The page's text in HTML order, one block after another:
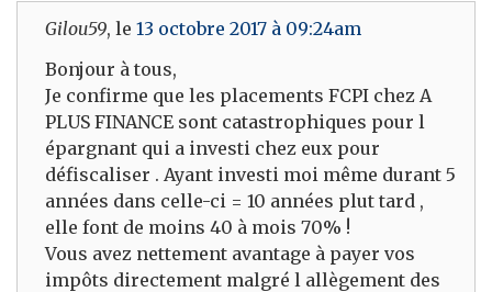
Gilou59, le 13 octobre 2017 à 09:24am
Bonjour à tous,
Je confirme que les placements FCPI chez A
PLUS FINANCE sont catastrophiques pour l
épargnant qui a investi chez eux pour
défiscaliser . Ayant investi moi même durant 5
années dans celle-ci = 10 années plut tard ,
elle font de moins 40 à mois 70% !
Vous avez nettement avantage à payer vos
impôts directement malgré l allègement des